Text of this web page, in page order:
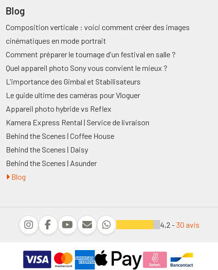
Blog
Composition verticale : voici comment créer des images
cinématiques en mode portrait
Comment préparer le tournage d'un festival en salle ?
Quel appareil photo Sony vous convient le mieux ?
L'importance des Gimbal et Stabilisateurs
Le guide ultime des caméras pour Vloguer
Appareil photo hybride vs Reflex
Kamera Express Rental | Service de livraison
Behind the Scenes | Coffee House
Behind the Scenes | Daisy
Behind the Scenes | Asunder
Blog
4,2 -30 avis